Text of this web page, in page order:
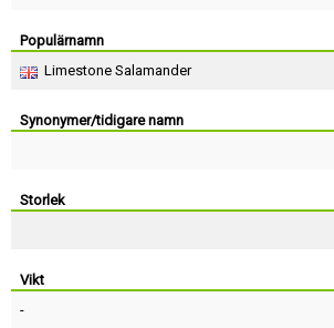
Populärnamn
Limestone Salamander
Synonymer/tidigare namn
Storlek
Vikt
-